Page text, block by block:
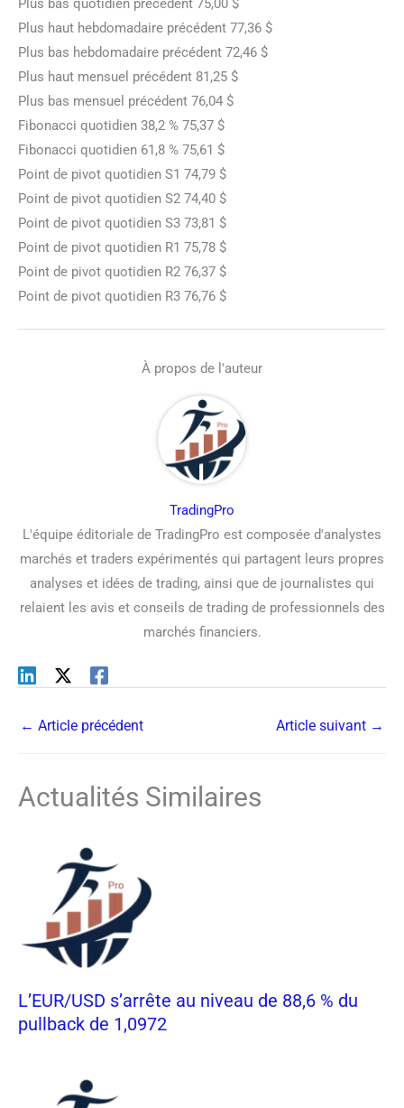
Plus haut hebdomadaire précédent 77,36 $
Plus bas hebdomadaire précédent 72,46 $
Plus haut mensuel précédent 81,25 $
Plus bas mensuel précédent 76,04 $
Fibonacci quotidien 38,2 % 75,37 $
Fibonacci quotidien 61,8 % 75,61 $
Point de pivot quotidien S1 74,79 $
Point de pivot quotidien S2 74,40 $
Point de pivot quotidien S3 73,81 $
Point de pivot quotidien R1 75,78 $
Point de pivot quotidien R2 76,37 $
Point de pivot quotidien R3 76,76 $
À propos de l'auteur
TradingPro
L'équipe éditoriale de TradingPro est composée d'analystes
marchés et traders expérimentés qui partagent leurs propres
analyses et idées de trading, ainsi que de journalistes qui
relaient les avis et conseils de trading de professionnels des
marchés financiers.
← Article précédent Article suivant →
Actualités Similaires
L’EUR/USD s’arrête au niveau de 88,6 % du
pullback de 1,0972